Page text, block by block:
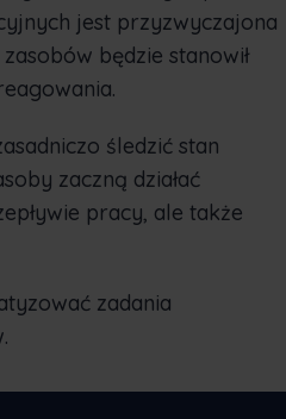
jest przyzwyczajona
będzie stanowił
śledzić stan
zaczną działać
pracy, ale także
zadania